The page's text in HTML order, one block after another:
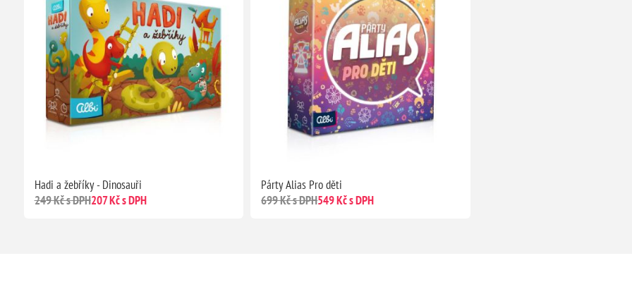
Hadi a žebříky - Dinosauři
249 Kč s DPH207 Kč s DPH
Párty Alias Pro děti
699 Kč s DPH549 Kč s DPH